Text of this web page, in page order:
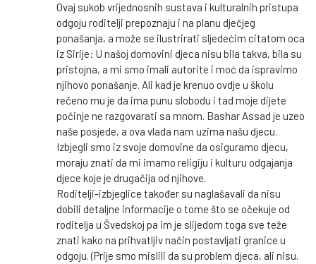
Ovaj sukob vrijednosnih sustava i kulturalnih pristupa
odgoju roditelji prepoznaju i na planu dječjeg
ponašanja, a može se ilustrirati sljedećim citatom oca
iz Sirije: U našoj domovini djeca nisu bila takva, bila su
pristojna, a mi smo imali autorite i moć da ispravimo
njihovo ponašanje. Ali kad je krenuo ovdje u školu
rečeno mu je da ima punu slobodu i tad moje dijete
počinje ne razgovarati sa mnom. Bashar Assad je uzeo
naše posjede, a ova vlada nam uzima našu djecu.
Izbjegli smo iz svoje domovine da osiguramo djecu,
moraju znati da mi imamo religiju i kulturu odgajanja
djece koje je drugačija od njihove.
Roditelji-izbjeglice također su naglašavali da nisu
dobili detaljne informacije o tome što se očekuje od
roditelja u Švedskoj pa im je slijedom toga sve teže
znati kako na prihvatljiv način postavljati granice u
odgoju. (Prije smo mislili da su problem djeca, ali nisu.